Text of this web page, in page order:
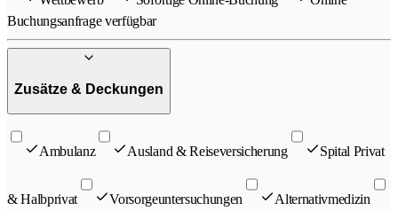
Buchungsanfrage verfügbar
Zusätze & Deckungen
Ambulanz Ausland & Reiseversicherung Spital Privat
& Halbprivat Vorsorgeuntersuchungen Alternativmedizin